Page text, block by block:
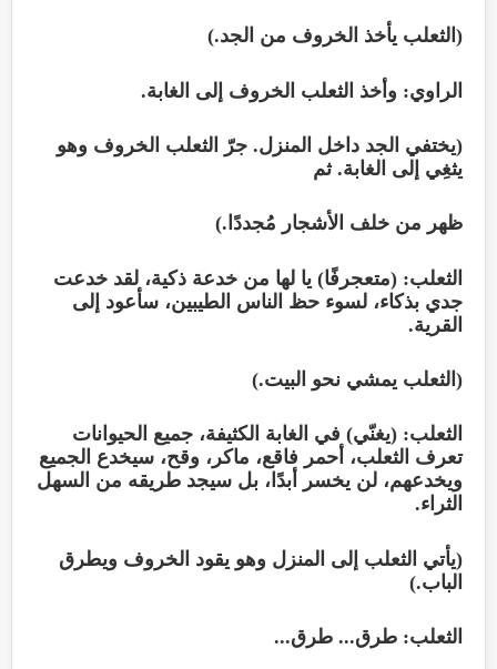
(الثعلب يأخذ الخروف من الجد.)
الراوي: وأخذ الثعلب الخروف إلى الغابة.
(يختفي الجد داخل المنزل. جرّ الثعلب الخروف وهو
يثغِي إلى الغابة. ثم
ظهر من خلف الأشجار مُجددًا.)
الثعلب: (متعجرفًا) يا لها من خدعة ذكية، لقد خدعت
جدي بذكاء، لسوء حظ الناس الطيبين، سأعود إلى
القرية.
(الثعلب يمشي نحو البيت.)
الثعلب: (يغنّي) في الغابة الكثيفة، جميع الحيوانات
تعرف الثعلب، أحمر فاقع، ماكر، وقح، سيخدع الجميع
ويخدعهم، لن يخسر أبدًا، بل سيجد طريقه من السهل
الثراء.
(يأتي الثعلب إلى المنزل وهو يقود الخروف ويطرق
الباب.)
الثعلب: طرق... طرق...